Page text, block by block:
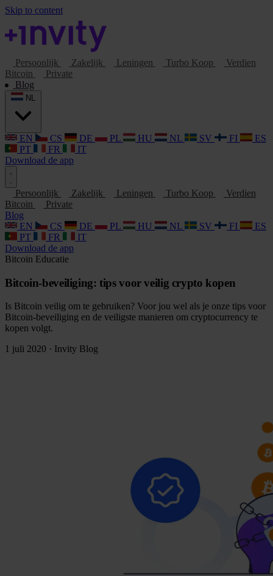
Skip to content
Persoonlijk Zakelijk Leningen Turbo Koop
Verdien
Bitcoin
Private
Blog
EN CS DE PL HU NL SV FI
ES
PT
FR
IT
Download de app
Persoonlijk Zakelijk Leningen Turbo Koop
Verdien
Bitcoin
Private
Blog
EN
CS DE PL HU NL SV FI
ES
PT
FR
IT
Download de app
Bitcoin Educatie
Bitcoin-beveiliging: tips voor veilig crypto kopen
Is Bitcoin veilig om te gebruiken? Voor jou wel als je onze tips voor
Bitcoin-beveiliging en de veiligste manieren om cryptocurrency te
kopen volgt.
1 juli 2020 · Invity Blog